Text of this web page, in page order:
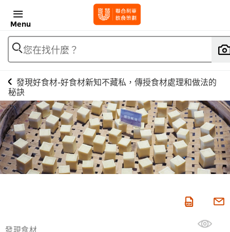
Menu
您在找什麼？
發現好食材-好食材新知不藏私，傳授食材處理和做法的
秘訣
發現食材